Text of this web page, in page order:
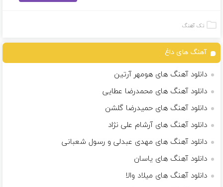
تک آهنگ
آهنگ های داغ
دانلود آهنگ های هومهر آرتین
دانلود آهنگ های محمدرضا عطایی
دانلود آهنگ های حمیدرضا گلشن
دانلود آهنگ های آرشام علی نژاد
دانلود آهنگ های مهدی عبدلی و رسول شعبانی
دانلود آهنگ های یاسان
دانلود آهنگ های میلاد والا